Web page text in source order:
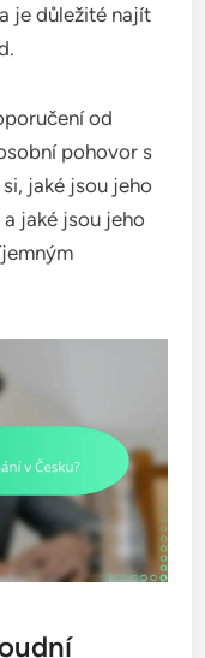
je důležité najít
od
pohovor s
jaké jsou jeho
jaké jsou jeho